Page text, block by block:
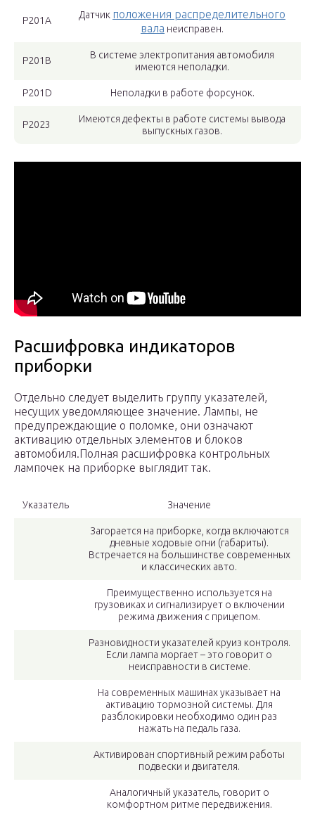
Р201А Датчик положения распределительного
вала неисправен.
Р201В
В системе электропитания автомобиля
имеются неполадки.
Р201D Неполадки в работе форсунок.
Р2023
Имеются дефекты в работе системы вывода
выпускных газов.
Расшифровка индикаторов
приборки
Отдельно следует выделить группу указателей,
несущих уведомляющее значение. Лампы, не
предупреждающие о поломке, они означают
активацию отдельных элементов и блоков
автомобиля.Полная расшифровка контрольных
лампочек на приборке выглядит так.
Указатель Значение
Загорается на приборке, когда включаются
дневные ходовые огни (габариты).
Встречается на большинстве современных
и классических авто.
Преимущественно используется на
грузовиках и сигнализирует о включении
режима движения с прицепом.
Разновидности указателей круиз контроля.
Если лампа моргает – это говорит о
неисправности в системе.
На современных машинах указывает на
активацию тормозной системы. Для
разблокировки необходимо один раз
нажать на педаль газа.
Активирован спортивный режим работы
подвески и двигателя.
Аналогичный указатель, говорит о
комфортном ритме передвижения.